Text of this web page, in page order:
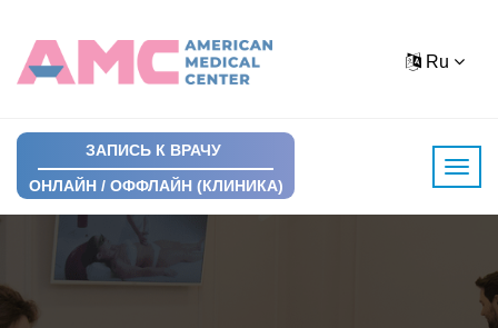
Ru
ЗАПИСЬ К ВРАЧУ
ОНЛАЙН / ОФФЛАЙН (КЛИНИКА)